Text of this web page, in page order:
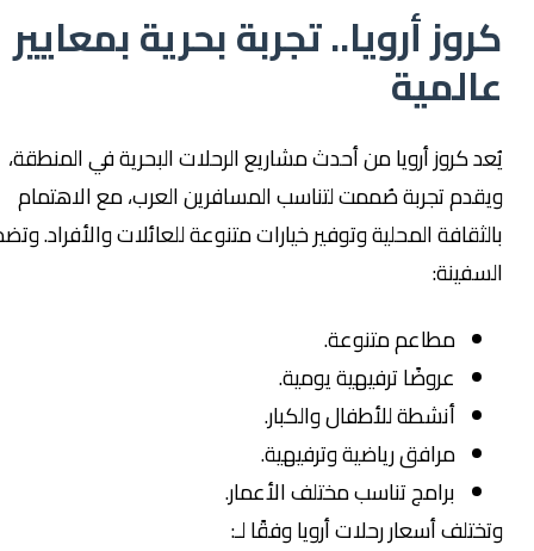
كروز أرويا.. تجربة بحرية بمعايير
عالمية
يُعد كروز أرويا من أحدث مشاريع الرحلات البحرية في المنطقة،
ويقدم تجربة صُممت لتناسب المسافرين العرب، مع الاهتمام
بالثقافة المحلية وتوفير خيارات متنوعة للعائلات والأفراد. وتضم
السفينة:
مطاعم متنوعة.
عروضًا ترفيهية يومية.
أنشطة للأطفال والكبار.
مرافق رياضية وترفيهية.
برامج تناسب مختلف الأعمار.
وتختلف أسعار رحلات أرويا وفقًا لـ: